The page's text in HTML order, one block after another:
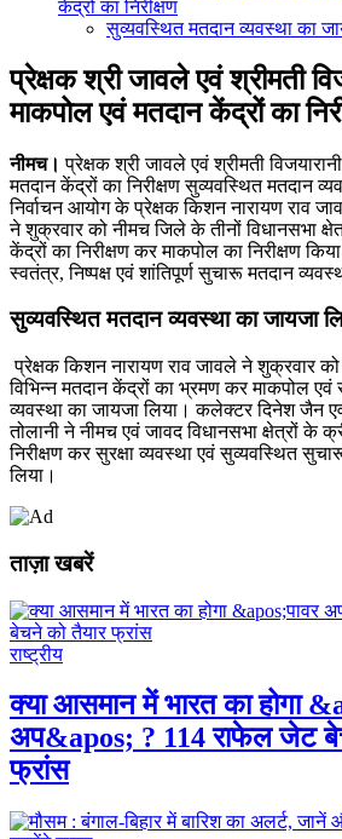
केंद्रों का निरीक्षण
सुव्‍यवस्थित मतदान व्‍यवस्‍था का
प्रेक्षक श्री जावले एवं श्रीमती
माकपोल एवं मतदान केंद्रों का
नीमच। प्रेक्षक श्री जावले एवं श्रीमती
मतदान केंद्रों का निरीक्षण सुव्‍यवस्थित मतदान
निर्वाचन आयोग के प्रेक्षक किशन नारायण राव
ने शुक्रवार को नीमच जिले के तीनों विधानसभा
केंद्रों का निरीक्षण कर माकपोल का निरीक्षण
स्‍वतंत्र, निष्‍पक्ष एवं शांतिपूर्ण सुचारू मतदान
सुव्‍यवस्थित मतदान व्‍यवस्‍था का जायजा
प्रेक्षक किशन नारायण राव जावले ने शुक्रवार
विभिन्‍न मतदान केंद्रों का भ्रमण कर माकपोल
व्‍यवस्‍था का जायजा लिया। कलेक्‍टर दिनेश जैन
तोलानी ने नीमच एवं जावद विधानसभा क्षेत्रों के
निरीक्षण कर सुरक्षा व्‍यवस्‍था एवं सुव्‍यवस्थित
लिया।
ताज़ा खबरें
राष्ट्रीय
क्या आसमान में भारत का होगा
अप&apos; ? 114 राफेल जेट
फ्रांस